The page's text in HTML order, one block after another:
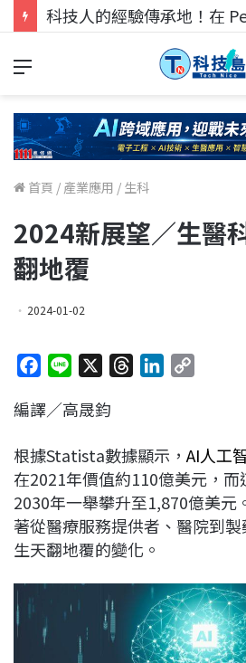
科技人找工作，就到
首頁 / 產業應用 / 生科
2024新展望／生
翻地覆
2024-01-02
c
b
o
o
k
n
a
d
s
e
d
I
n
L
i
n
k
編譯／高晟鈞
根據Statista數據顯示， AI人工
在2021年價值約110億美元，
2030年一舉攀升至1,870億美元
著從醫療服務提供者、醫院到
生天翻地覆的變化。